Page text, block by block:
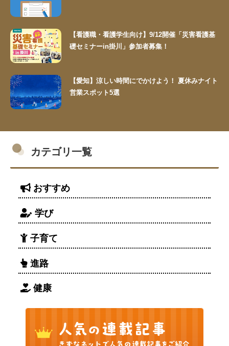
【看護職・看護学生向け】9/12開催「災害看護基
礎セミナーin掛川」参加者募集！
【愛知】涼しい時間にでかけよう！ 夏休みナイト
営業スポット5選
カテゴリ一覧
おすすめ
学び
子育て
進路
健康